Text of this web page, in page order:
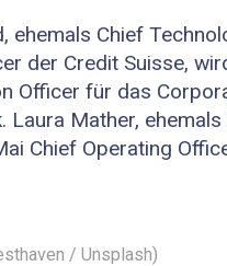
ehemals Chief
der Credit Suisse,
Officer für das
Laura Mather,
Chief Operating
/ Unsplash)